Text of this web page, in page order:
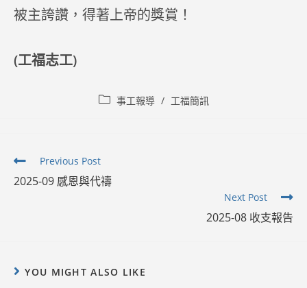
被主誇讚，得著上帝的獎賞！
(工福志工)
Post事工報導 / 工福簡訊
Read
articles
Previous Post
2025-09 感恩與代禱
Next Post
2025-08 收支報告
YOU MIGHT ALSO LIKE